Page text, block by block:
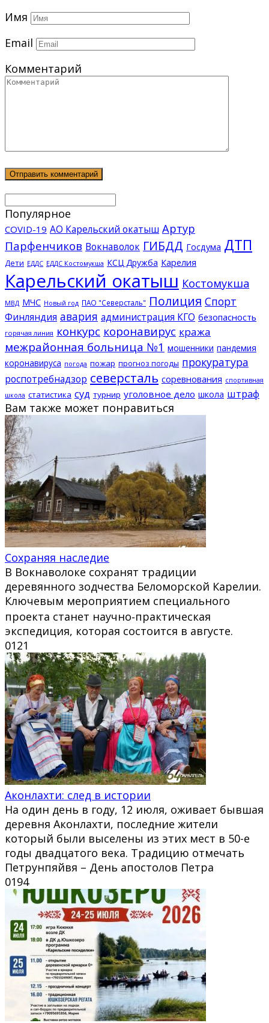
Имя
Email
Комментарий
Популярное
COVID-19 АО Карельский окатыш Артур
Парфенчиков Вокнаволок ГИБДД Госдума ДТП
Дети ЕДДС ЕДДС Костомукша КСЦ Дружба Карелия
Карельский окатыш Костомукша
МВД МЧС Новый год ПАО "Северсталь" Полиция Спорт
Финляндия авария администрация КГО безопасность
горячая линия конкурс коронавирус кража
межрайонная больница №1 мошенники пандемия
коронавируса погода пожар прогноз погоды прокуратура
роспотребнадзор северсталь соревнования спортивная
школа статистика суд турнир уголовное дело школа штраф
Вам также может понравиться
Сохраняя наследие
В Вокнаволоке сохранят традиции
деревянного зодчества Беломорской Карелии.
Ключевым мероприятием специального
проекта станет научно‑практическая
экспедиция, которая состоится в августе.
0121
Аконлахти: след в истории
На один день в году, 12 июля, оживает бывшая
деревня Аконлахти, последние жители
который были выселены из этих мест в 50-е
годы двадцатого века. Традицию отмечать
Петрунпяйвя – День апостолов Петра
0194